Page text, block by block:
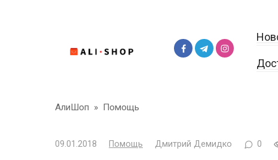
АлиШоп » Помощь
09.01.2018 Помощь Дмитрий Демидко 0